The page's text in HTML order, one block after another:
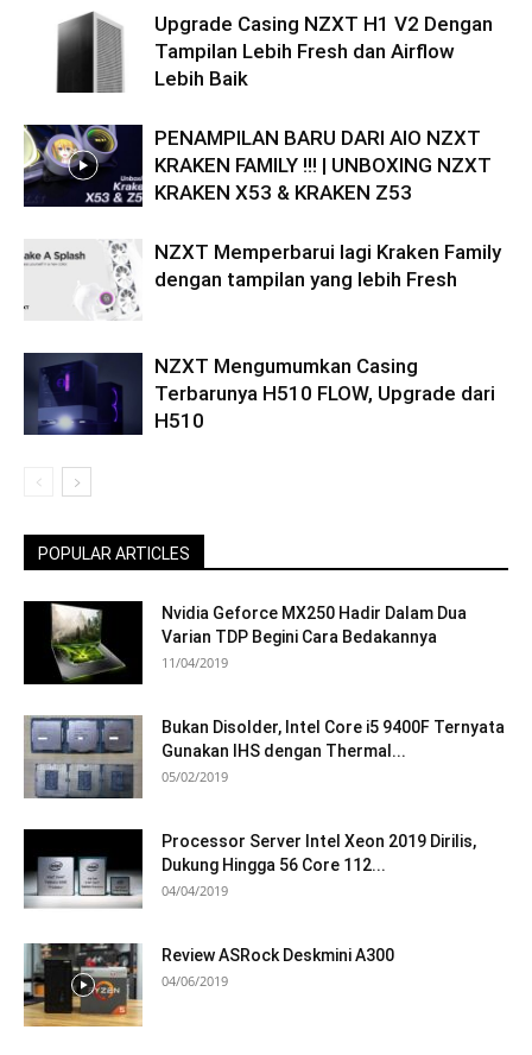
Upgrade Casing NZXT H1 V2 Dengan
Tampilan Lebih Fresh dan Airflow
Lebih Baik
PENAMPILAN BARU DARI AIO NZXT
KRAKEN FAMILY !!! | UNBOXING NZXT
KRAKEN X53 & KRAKEN Z53
NZXT Memperbarui lagi Kraken Family
dengan tampilan yang lebih Fresh
NZXT Mengumumkan Casing
Terbarunya H510 FLOW, Upgrade dari
H510
POPULAR ARTICLES
Nvidia Geforce MX250 Hadir Dalam Dua
Varian TDP Begini Cara Bedakannya
11/04/2019
Bukan Disolder, Intel Core i5 9400F Ternyata
Gunakan IHS dengan Thermal...
05/02/2019
Processor Server Intel Xeon 2019 Dirilis,
Dukung Hingga 56 Core 112...
04/04/2019
Review ASRock Deskmini A300
04/06/2019